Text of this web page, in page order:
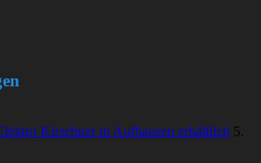
Kirschner in Aufhausen erhältlich 5.